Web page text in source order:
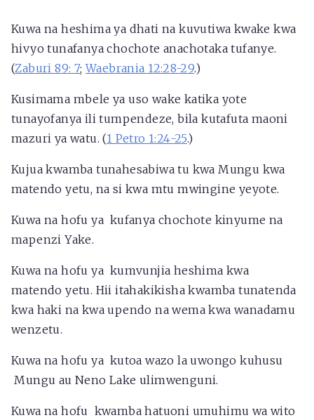
Kuwa na heshima ya dhati na kuvutiwa kwake kwa
hivyo tunafanya chochote anachotaka tufanye.
(Zaburi 89: 7;Waebrania 12:28-29.)
Kusimama mbele ya uso wake katika yote
tunayofanya ili tumpendeze, bila kutafuta maoni
mazuri ya watu. (1 Petro 1:24-25.)
Kujua kwamba tunahesabiwa tu kwa Mungu kwa
matendo yetu, na si kwa mtu mwingine yeyote.
Kuwa na hofu ya kufanya chochote kinyume na
mapenzi Yake.
Kuwa na hofu ya kumvunjia heshima kwa
matendo yetu. Hii itahakikisha kwamba tunatenda
kwa haki na kwa upendo na wema kwa wanadamu
wenzetu.
Kuwa na hofu ya kutoa wazo la uwongo kuhusu
Mungu au Neno Lake ulimwenguni.
Kuwa na hofu kwamba hatuoni umuhimu wa wito